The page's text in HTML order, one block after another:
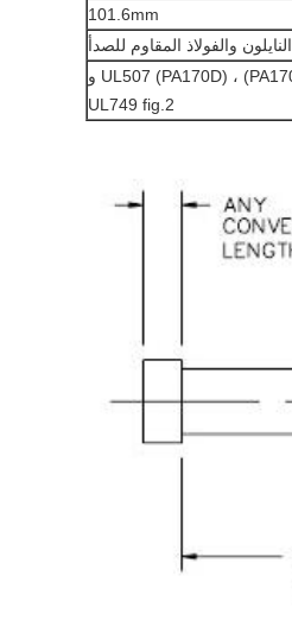
101.6mm
النايلون والفولاذ المقاوم للصدأ
8.2 (PA170B) ، UL507 (PA170D) و
UL749 fig.2